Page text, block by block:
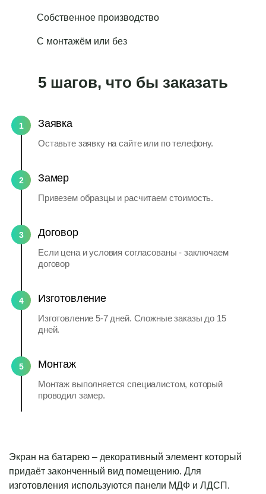
Собственное производство
С монтажём или без
5 шагов, что бы заказать
1 Заявка
Оставьте заявку на сайте или по телефону.
2 Замер
Привезем образцы и расчитаем стоимость.
3 Договор
Если цена и условия согласованы - заключаем
договор
4 Изготовление
Изготовление 5-7 дней. Сложные заказы до 15
дней.
5 Монтаж
Монтаж выполняется специалистом, который
проводил замер.
Экран на батарею – декоративный элемент который
придаёт законченный вид помещению. Для
изготовления используются панели МДФ и ЛДСП.